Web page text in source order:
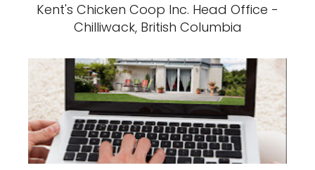
Kent's Chicken Coop Inc. Head Office -
Chilliwack, British Columbia